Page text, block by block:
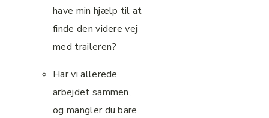
have min hjælp til at
finde den videre vej
med traileren?
Har vi allerede
arbejdet sammen,
og mangler du bare